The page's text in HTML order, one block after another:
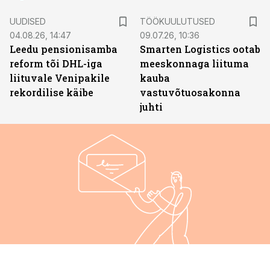
UUDISED
04.08.26, 14:47
Leedu pensionisamba
reform tõi DHL-iga
liituvale Venipakile
rekordilise käibe
TÖÖKUULUTUSED
09.07.26, 10:36
Smarten Logistics ootab
meeskonnaga liituma
kauba
vastuvõtuosakonna
juhti